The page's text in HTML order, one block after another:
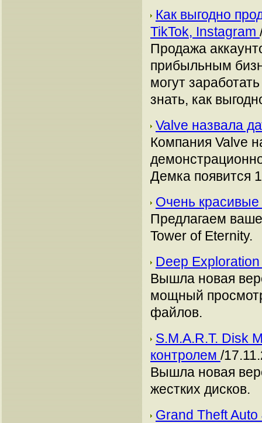
Как выгодно
TikTok, Instagram
Продажа
прибыльным
могут
знать, как
Valve назвала
Компания Valve
Демка появится
Очень
Предлагаем
Tower of Eternity.
Deep
Вышла новая
мощный
файлов.
S.M.A.R.T. Disk
контролем /
Вышла новая
жестких дисков.
Grand Theft